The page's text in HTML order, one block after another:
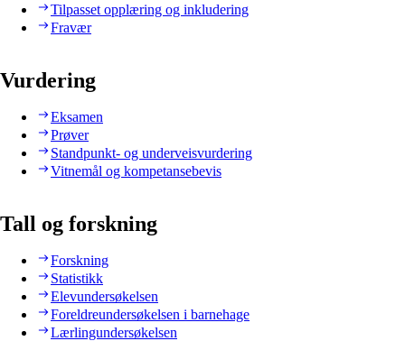
Tilpasset opplæring og inkludering
Fravær
Vurdering
Eksamen
Prøver
Standpunkt- og underveisvurdering
Vitnemål og kompetansebevis
Tall og forskning
Forskning
Statistikk
Elevundersøkelsen
Foreldreundersøkelsen i barnehage
Lærlingundersøkelsen